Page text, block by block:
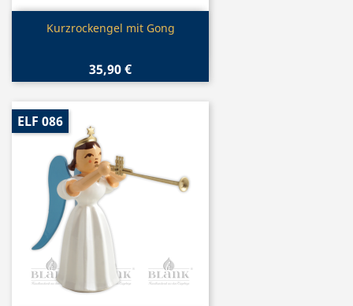
Vorschau
Kurzrockengel mit Gong
35,90 €
ELF 086